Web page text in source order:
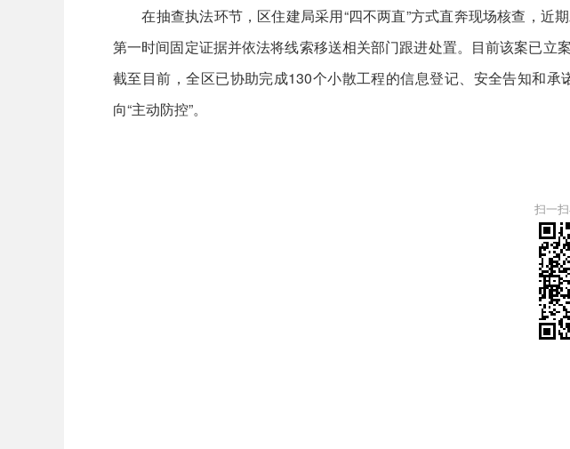
在抽查执法环节，区住建局采用“四不两直”方式直奔现场核查，近
第一时间固定证据并依法将线索移送相关部门跟进处置。目前该案已
截至目前，全区已协助完成130个小散工程的信息登记、安全告知和
向“主动防控”。
扫一